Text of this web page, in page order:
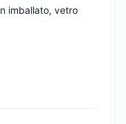
imballato, vetro